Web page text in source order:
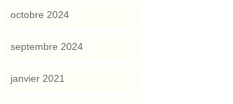
octobre 2024
septembre 2024
janvier 2021